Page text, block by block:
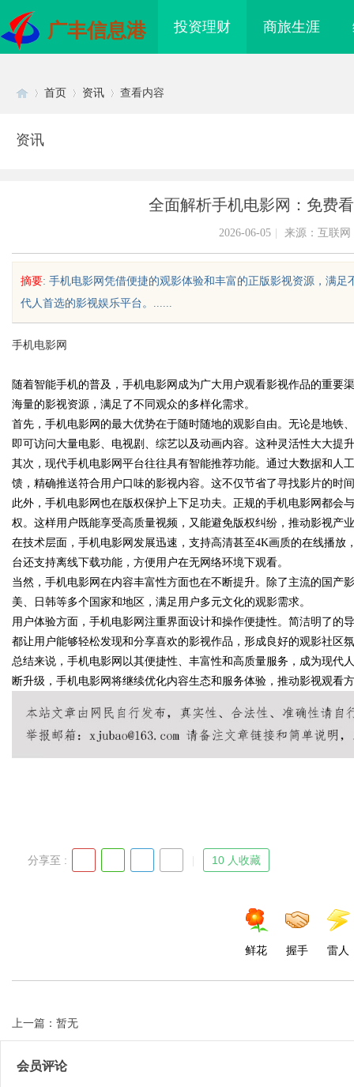
广丰信息港 投资理财 商旅生涯
uz
!
首页 资讯 查看内容
资讯
全面解析手机电影网：免费
2026-06-05 来源：互联网
摘要: 手机电影网凭借便捷的观影体验和丰富的正版影视资源，满
代人首选的影视娱乐平台。......
手机电影网
随着智能手机的普及，手机电影网成为广大用户观看影视作品的重要
海量的影视资源，满足了不同观众的多样化需求。
首先，手机电影网的最大优势在于随时随地的观影自由。无论是地铁
即可访问大量电影、电视剧、综艺以及动画内容。这种灵活性大大提
其次，现代手机电影网平台往往具有智能推荐功能。通过大数据和人
馈，精确推送符合用户口味的影视内容。这不仅节省了寻找影片的时
此外，手机电影网也在版权保护上下足功夫。正规的手机电影网都会
权。这样用户既能享受高质量视频，又能避免版权纠纷，推动影视产
在技术层面，手机电影网发展迅速，支持高清甚至4K画质的在线播
台还支持离线下载功能，方便用户在无网络环境下观看。
当然，手机电影网在内容丰富性方面也在不断提升。除了主流的国产
美、日韩等多个国家和地区，满足用户多元文化的观影需求。
用户体验方面，手机电影网注重界面设计和操作便捷性。简洁明了的
都让用户能够轻松发现和分享喜欢的影视作品，形成良好的观影社区
总结来说，手机电影网以其便捷性、丰富性和高质量服务，成为现代
断升级，手机电影网将继续优化内容生态和服务体验，推动影视观看
分享至 : 10 人收藏
鲜花 握手 雷人
上一篇：暂无
会员评论
武汉配眼镜 上海配眼镜
疑难复